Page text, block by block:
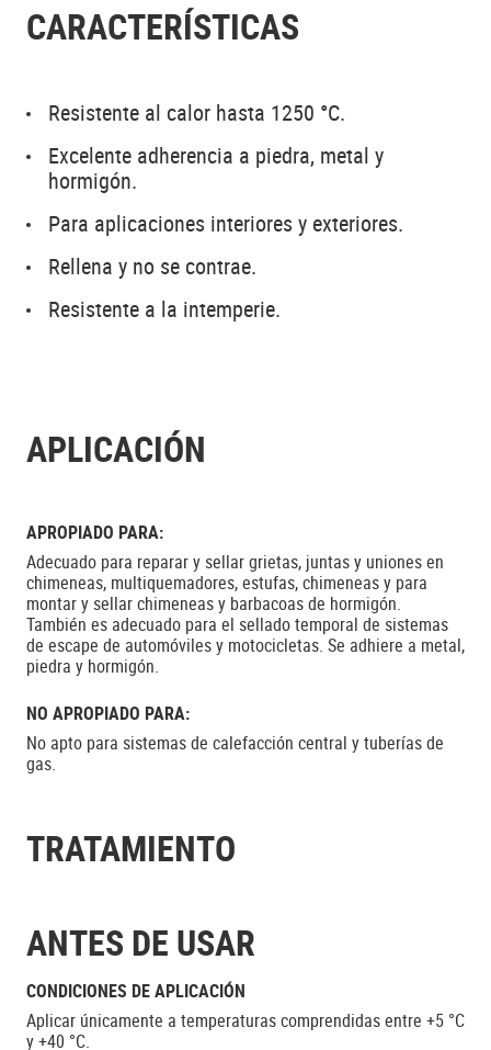
CARACTERÍSTICAS
Resistente al calor hasta 1250 °C.
Excelente adherencia a piedra, metal y
hormigón.
Para aplicaciones interiores y exteriores.
Rellena y no se contrae.
Resistente a la intemperie.
APLICACIÓN
APROPIADO PARA:
Adecuado para reparar y sellar grietas, juntas y uniones en
chimeneas, multiquemadores, estufas, chimeneas y para
montar y sellar chimeneas y barbacoas de hormigón.
También es adecuado para el sellado temporal de sistemas
de escape de automóviles y motocicletas. Se adhiere a metal,
piedra y hormigón.
NO APROPIADO PARA:
No apto para sistemas de calefacción central y tuberías de
gas.
TRATAMIENTO
ANTES DE USAR
CONDICIONES DE APLICACIÓN
Aplicar únicamente a temperaturas comprendidas entre +5 °C
y +40 °C.